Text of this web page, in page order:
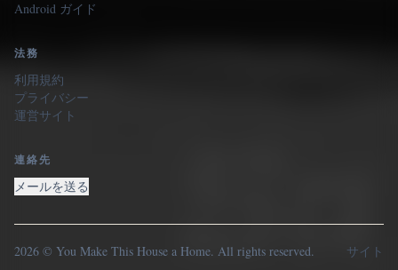
Android ガイド
法務
利用規約
プライバシー
運営サイト
連絡先
メールを送る
2026 © You Make This House a Home. All rights reserved. サイト